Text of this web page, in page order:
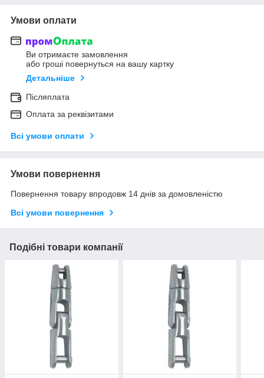
Умови оплати
Ви отримаєте замовлення
або гроші повернуться на вашу картку
Детальніше
Післяплата
Оплата за реквізитами
Всі умови оплати
Умови повернення
Повернення товару впродовж 14 днів за домовленістю
Всі умови повернення
Подібні товари компанії